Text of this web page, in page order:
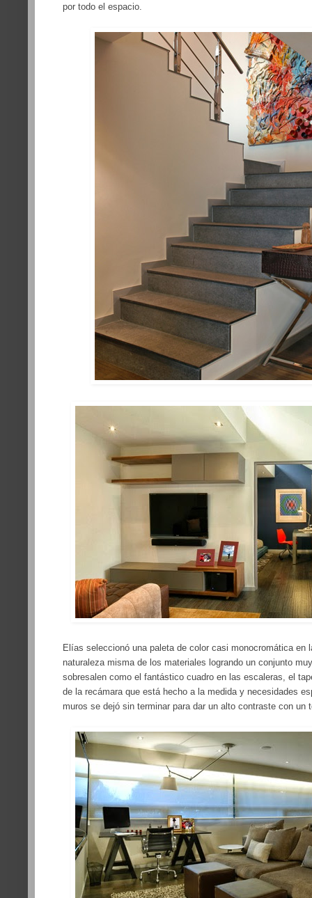
por todo el espacio.
Elías seleccionó una paleta de color casi monocromática en
naturaleza misma de los materiales logrando un conjunto
sobresalen como el fantástico cuadro en las escaleras, el
de la recámara que está hecho a la medida y necesidades
muros se dejó sin terminar para dar un alto contraste con un